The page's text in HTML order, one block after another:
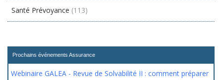
Santé Prévoyance (113)
Prochains événements Assurance
Webinaire GALEA - Revue de Solvabilité II : comment préparer